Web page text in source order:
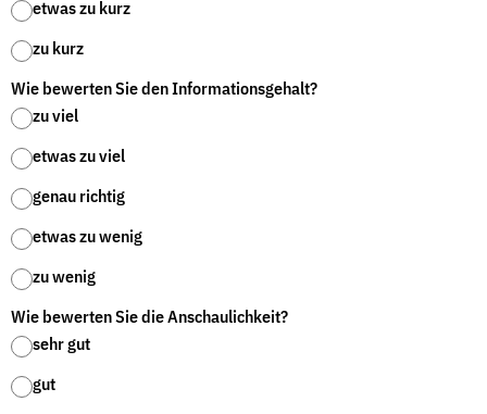
Kontakt
Impressum
Suche
der
Website
Facebook
etwas zu kurz
zu kurz
Wie bewerten Sie den Informationsgehalt?
zu viel
etwas zu viel
genau richtig
etwas zu wenig
zu wenig
Wie bewerten Sie die Anschaulichkeit?
sehr gut
gut